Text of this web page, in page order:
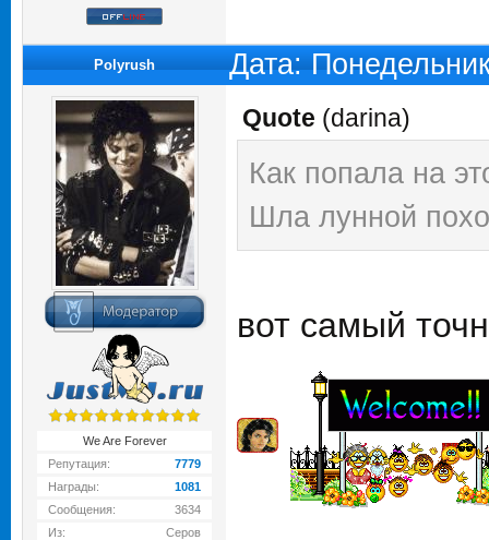
Polyrush Дата:
We Are Forever
Репутация:
7779
Награды:
1081
Сообщения:
3634
Из:
Серов
Quote (darina)
Как попала на
Шла лунной
вот самый